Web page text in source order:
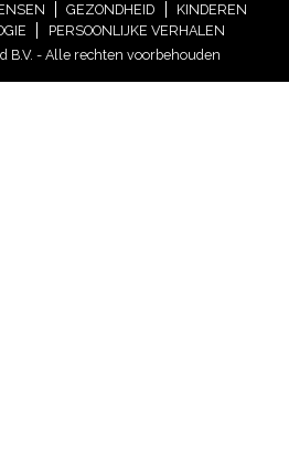
GEZONDHEID
KINDEREN
PERSOONLIJKE VERHALEN
B.V. - Alle rechten voorbehouden